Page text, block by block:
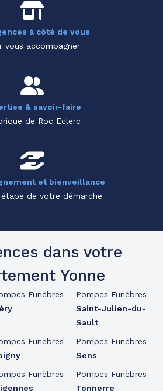
à côté de vous
vous accompagner
& savoir-faire
de Roc Eclerc
et bienveillance
de votre démarche
dans votre
Yonne
Funèbres
Funèbres
Funèbres
Pompes Funèbres
Saint-Julien-du-
Sault
Pompes Funèbres
Sens
Pompes Funèbres
Tonnerre